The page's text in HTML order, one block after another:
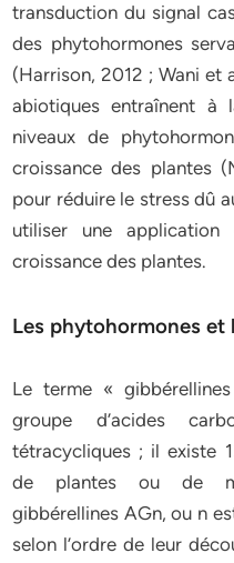
transduction du signal
des phytohormones
(Harrison, 2012 ; Wani et
abiotiques entraînent à
niveaux de
croissance des plantes
pour réduire le stress dû
utiliser une application
croissance des plantes.
Les phytohormones et
Le terme «
groupe d’acides
tétracycliques ; il existe
de plantes ou de
gibbérellines AGn, ou n
selon l’ordre de leur